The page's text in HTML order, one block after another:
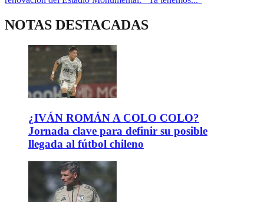
NOTAS DESTACADAS
¿IVÁN ROMÁN A COLO COLO?
Jornada clave para definir su posible
llegada al fútbol chileno